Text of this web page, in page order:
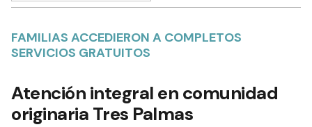
FAMILIAS ACCEDIERON A COMPLETOS
SERVICIOS GRATUITOS
Atención integral en comunidad
originaria Tres Palmas